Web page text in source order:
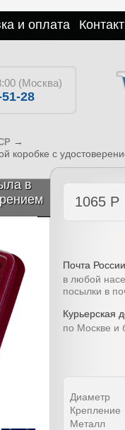
и оплата
(Москва)
28
→
коробке с
в
1065 Р
Почта России
в любой
посылки в
Курьерская
по Москве и
Диаметр
Крепление
Металл